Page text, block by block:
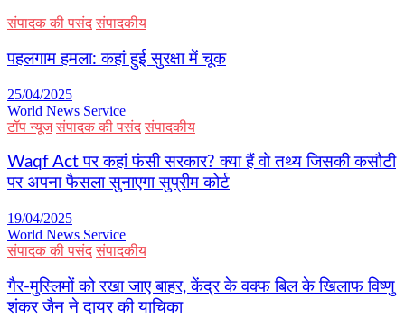
संपादक की पसंद संपादकीय
पहलगाम हमला: कहां हुई सुरक्षा में चूक
25/04/2025
World News Service
टॉप न्यूज संपादक की पसंद संपादकीय
Waqf Act पर कहां फंसी सरकार? क्या हैं वो तथ्य जिसकी कसौटी
पर अपना फैसला सुनाएगा सुप्रीम कोर्ट
19/04/2025
World News Service
संपादक की पसंद संपादकीय
गैर-मुस्लिमों को रखा जाए बाहर, केंद्र के वक्फ बिल के खिलाफ विष्णु
शंकर जैन ने दायर की याचिका